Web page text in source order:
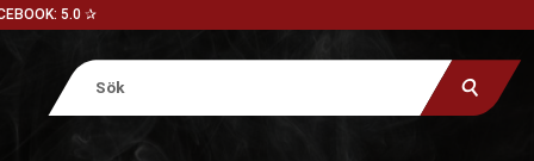
5.0 ✰